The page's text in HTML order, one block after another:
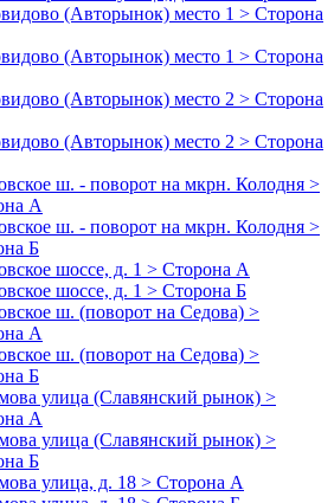
(Авторынок) место 1 > Сторона
(Авторынок) место 1 > Сторона
(Авторынок) место 2 > Сторона
(Авторынок) место 2 > Сторона
ш. - поворот на мкрн. Колодня >
А
ш. - поворот на мкрн. Колодня >
Б
шоссе, д. 1 > Сторона А
шоссе, д. 1 > Сторона Б
ш. (поворот на Седова) >
А
ш. (поворот на Седова) >
Б
улица (Славянский рынок) >
А
улица (Славянский рынок) >
Б
улица, д. 18 > Сторона А